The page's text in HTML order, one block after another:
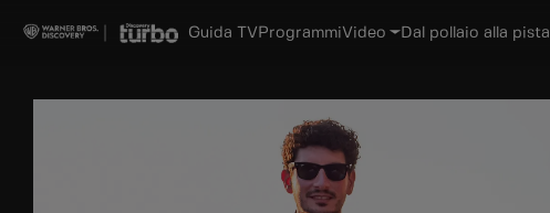
Guida TV ProgrammiVideo Dal pollaio alla pista